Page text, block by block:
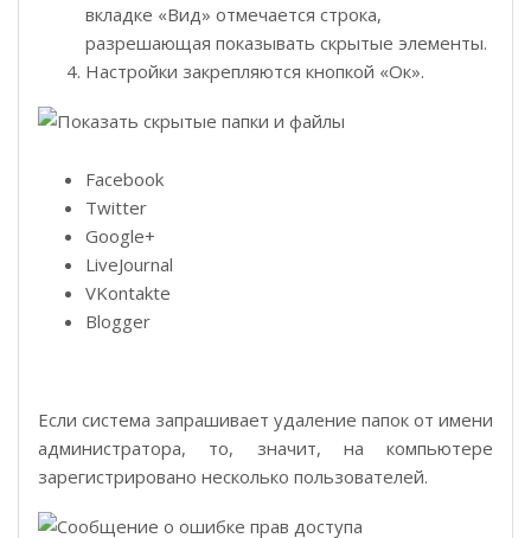
вкладке «Вид» отмечается строка,
разрешающая показывать скрытые элементы.
Настройки закрепляются кнопкой «Ок».
Facebook
Twitter
Google+
LiveJournal
VKontakte
Blogger
Если система запрашивает удаление папок от имени
администратора, то, значит, на компьютере
зарегистрировано несколько пользователей.